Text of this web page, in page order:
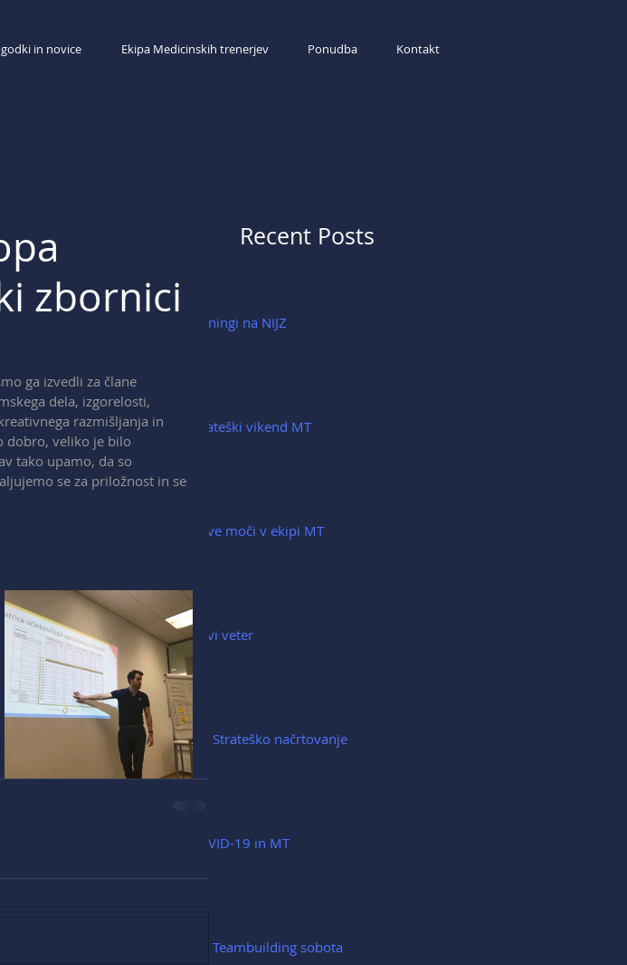
in novice Ekipa Medicinskih trenerjev Ponudba Kontakt
Treningi na NIJZ
Strateški vikend MT
Nove moči v ekipi MT
Novi veter
MT Strateško načrtovanje
COVID-19 in MT
MT Teambuilding sobota
Recent Posts
zbornici
ga izvedli za člane
dela, izgorelosti,
razmišljanja in
dobro, veliko je bilo
tako upamo, da so
se za priložnost in se